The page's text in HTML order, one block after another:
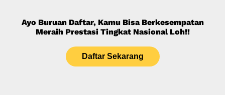
Ayo Buruan Daftar, Kamu Bisa Berkesempatan
Meraih Prestasi Tingkat Nasional Loh!!
Daftar Sekarang